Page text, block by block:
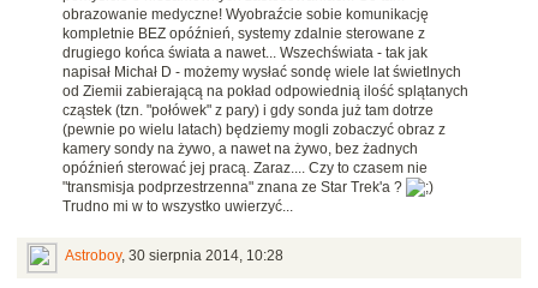
obrazowanie medyczne! Wyobraźcie sobie komunikację
kompletnie BEZ opóźnień, systemy zdalnie sterowane z
drugiego końca świata a nawet... Wszechświata - tak jak
napisał Michał D - możemy wysłać sondę wiele lat świetlnych
od Ziemii zabierającą na pokład odpowiednią ilość splątanych
cząstek (tzn. "połówek" z pary) i gdy sonda już tam dotrze
(pewnie po wielu latach) będziemy mogli zobaczyć obraz z
kamery sondy na żywo, a nawet na żywo, bez żadnych
opóźnień sterować jej pracą. Zaraz.... Czy to czasem nie
"transmisja podprzestrzenna" znana ze Star Trek'a ?
Trudno mi w to wszystko uwierzyć...
Astroboy, 30 sierpnia 2014, 10:28